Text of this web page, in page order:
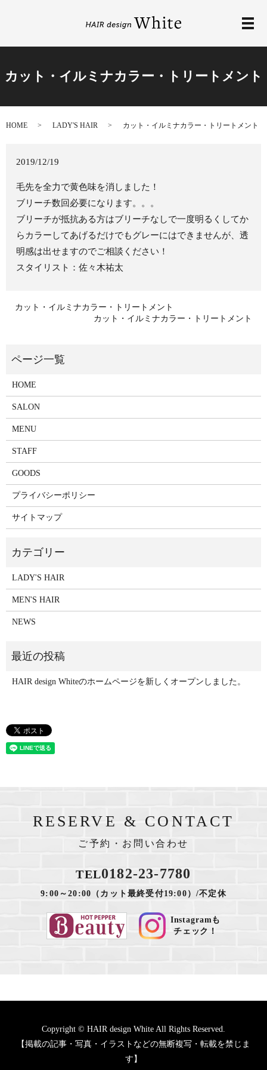
メ
カット・イルミナカラー・トリートメント
HOME LADY'S HAIR カット・イルミナカラー・トリートメント
2019/12/19
毛先を全力で黄色味を消しました！
ブリーチ数回必要になります。。。
ブリーチが抵抗ある方はブリーチなしで一度明るくしてか
らカラーしてあげるだけでもグレーにはできませんが、透
明感は出せますのでご相談ください！
スタイリスト：佐々木祐太
カット・イルミナカラー・トリートメント
カット・イルミナカラー・トリートメント
HOME
SALON
MENU
STAFF
GOODS
プライバシーポリシー
サイトマップ
LADY'S HAIR
MEN'S HAIR
NEWS
HAIR design Whiteのホームページを新しくオープンしました。
RESERVE & CONTACT
ご予約・お問い合わせ
TEL0182-23-7780
9:00～20:00（カット最終受付19:00）/不定休
Instagramも
チェック！
Copyright © HAIR design White All Rights Reserved.
【掲載の記事・写真・イラストなどの無断複写・転載を禁じま
す】